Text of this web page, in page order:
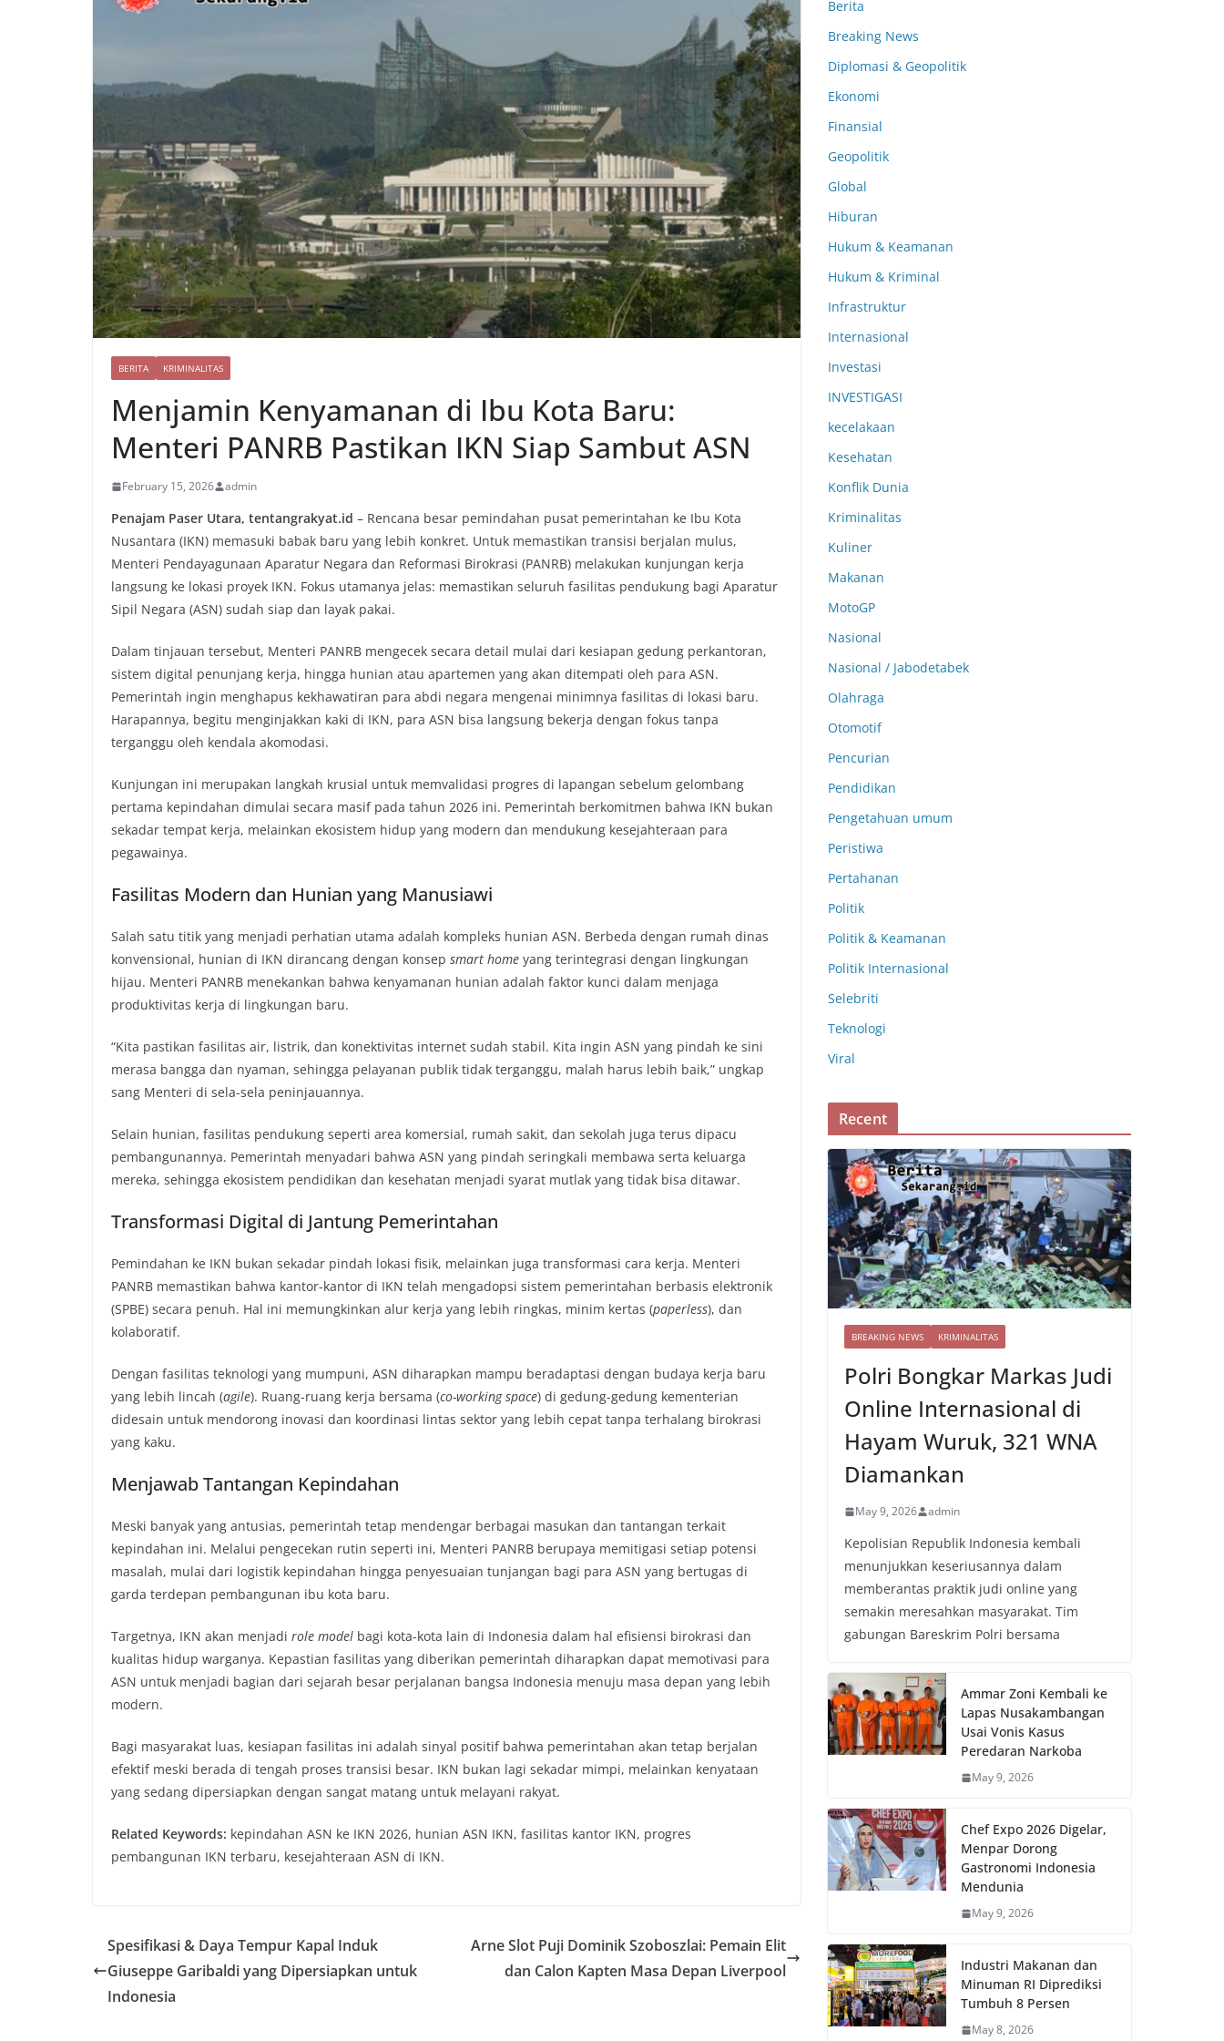
BERITA KRIMINALITAS
Menjamin Kenyamanan di Ibu Kota Baru:
Menteri PANRB Pastikan IKN Siap Sambut ASN
February 15, 2026 admin
Penajam Paser Utara, tentangrakyat.id – Rencana besar pemindahan pusat pemerintahan ke Ibu Kota
Nusantara (IKN) memasuki babak baru yang lebih konkret. Untuk memastikan transisi berjalan mulus,
Menteri Pendayagunaan Aparatur Negara dan Reformasi Birokrasi (PANRB) melakukan kunjungan kerja
langsung ke lokasi proyek IKN. Fokus utamanya jelas: memastikan seluruh fasilitas pendukung bagi Aparatur
Sipil Negara (ASN) sudah siap dan layak pakai.
Dalam tinjauan tersebut, Menteri PANRB mengecek secara detail mulai dari kesiapan gedung perkantoran,
sistem digital penunjang kerja, hingga hunian atau apartemen yang akan ditempati oleh para ASN.
Pemerintah ingin menghapus kekhawatiran para abdi negara mengenai minimnya fasilitas di lokasi baru.
Harapannya, begitu menginjakkan kaki di IKN, para ASN bisa langsung bekerja dengan fokus tanpa
terganggu oleh kendala akomodasi.
Kunjungan ini merupakan langkah krusial untuk memvalidasi progres di lapangan sebelum gelombang
pertama kepindahan dimulai secara masif pada tahun 2026 ini. Pemerintah berkomitmen bahwa IKN bukan
sekadar tempat kerja, melainkan ekosistem hidup yang modern dan mendukung kesejahteraan para
pegawainya.
Fasilitas Modern dan Hunian yang Manusiawi
Salah satu titik yang menjadi perhatian utama adalah kompleks hunian ASN. Berbeda dengan rumah dinas
konvensional, hunian di IKN dirancang dengan konsep smart home yang terintegrasi dengan lingkungan
hijau. Menteri PANRB menekankan bahwa kenyamanan hunian adalah faktor kunci dalam menjaga
produktivitas kerja di lingkungan baru.
“Kita pastikan fasilitas air, listrik, dan konektivitas internet sudah stabil. Kita ingin ASN yang pindah ke sini
merasa bangga dan nyaman, sehingga pelayanan publik tidak terganggu, malah harus lebih baik,” ungkap
sang Menteri di sela-sela peninjauannya.
Selain hunian, fasilitas pendukung seperti area komersial, rumah sakit, dan sekolah juga terus dipacu
pembangunannya. Pemerintah menyadari bahwa ASN yang pindah seringkali membawa serta keluarga
mereka, sehingga ekosistem pendidikan dan kesehatan menjadi syarat mutlak yang tidak bisa ditawar.
Transformasi Digital di Jantung Pemerintahan
Pemindahan ke IKN bukan sekadar pindah lokasi fisik, melainkan juga transformasi cara kerja. Menteri
PANRB memastikan bahwa kantor-kantor di IKN telah mengadopsi sistem pemerintahan berbasis elektronik
(SPBE) secara penuh. Hal ini memungkinkan alur kerja yang lebih ringkas, minim kertas (paperless), dan
kolaboratif.
Dengan fasilitas teknologi yang mumpuni, ASN diharapkan mampu beradaptasi dengan budaya kerja baru
yang lebih lincah (agile). Ruang-ruang kerja bersama (co-working space) di gedung-gedung kementerian
didesain untuk mendorong inovasi dan koordinasi lintas sektor yang lebih cepat tanpa terhalang birokrasi
yang kaku.
Menjawab Tantangan Kepindahan
Meski banyak yang antusias, pemerintah tetap mendengar berbagai masukan dan tantangan terkait
kepindahan ini. Melalui pengecekan rutin seperti ini, Menteri PANRB berupaya memitigasi setiap potensi
masalah, mulai dari logistik kepindahan hingga penyesuaian tunjangan bagi para ASN yang bertugas di
garda terdepan pembangunan ibu kota baru.
Targetnya, IKN akan menjadi role model bagi kota-kota lain di Indonesia dalam hal efisiensi birokrasi dan
kualitas hidup warganya. Kepastian fasilitas yang diberikan pemerintah diharapkan dapat memotivasi para
ASN untuk menjadi bagian dari sejarah besar perjalanan bangsa Indonesia menuju masa depan yang lebih
modern.
Bagi masyarakat luas, kesiapan fasilitas ini adalah sinyal positif bahwa pemerintahan akan tetap berjalan
efektif meski berada di tengah proses transisi besar. IKN bukan lagi sekadar mimpi, melainkan kenyataan
yang sedang dipersiapkan dengan sangat matang untuk melayani rakyat.
Related Keywords: kepindahan ASN ke IKN 2026, hunian ASN IKN, fasilitas kantor IKN, progres
pembangunan IKN terbaru, kesejahteraan ASN di IKN.
Spesifikasi & Daya Tempur Kapal Induk
Giuseppe Garibaldi yang Dipersiapkan untuk
Indonesia
Arne Slot Puji Dominik Szoboszlai: Pemain Elit
dan Calon Kapten Masa Depan Liverpool
Berita
Breaking News
Diplomasi & Geopolitik
Ekonomi
Finansial
Geopolitik
Global
Hiburan
Hukum & Keamanan
Hukum & Kriminal
Infrastruktur
Internasional
Investasi
INVESTIGASI
kecelakaan
Kesehatan
Konflik Dunia
Kriminalitas
Kuliner
Makanan
MotoGP
Nasional
Nasional / Jabodetabek
Olahraga
Otomotif
Pencurian
Pendidikan
Pengetahuan umum
Peristiwa
Pertahanan
Politik
Politik & Keamanan
Politik Internasional
Selebriti
Teknologi
Viral
Recent
BREAKING NEWS KRIMINALITAS
Polri Bongkar Markas Judi
Online Internasional di
Hayam Wuruk, 321 WNA
Diamankan
May 9, 2026 admin
Kepolisian Republik Indonesia kembali
menunjukkan keseriusannya dalam
memberantas praktik judi online yang
semakin meresahkan masyarakat. Tim
gabungan Bareskrim Polri bersama
Ammar Zoni Kembali ke
Lapas Nusakambangan
Usai Vonis Kasus
Peredaran Narkoba
May 9, 2026
Chef Expo 2026 Digelar,
Menpar Dorong
Gastronomi Indonesia
Mendunia
May 9, 2026
Industri Makanan dan
Minuman RI Diprediksi
Tumbuh 8 Persen
May 8, 2026